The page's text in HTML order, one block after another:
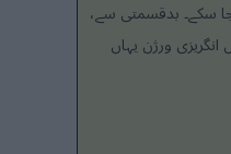
سکے۔ بدقسمتی سے،
ورژن یہاں